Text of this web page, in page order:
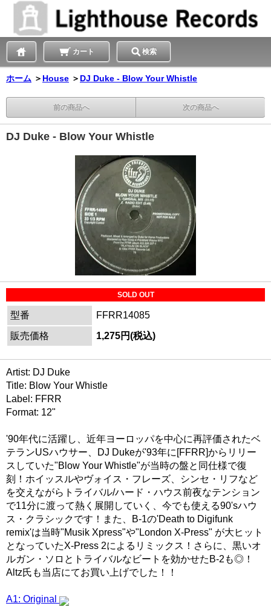
カート 検索
ホーム ＞ House ＞ DJ Duke - Blow Your Whistle
前の商品へ 次の商品へ
DJ Duke - Blow Your Whistle
SOLD OUT
型番
FFRR14085
販売価格
1,275円(税込)
Artist: DJ Duke
Title: Blow Your Whistle
Label: FFRR
Format: 12"
'90年代に活躍し、近年ヨーロッパを中心に再評価されたベ
テランUSハウサー、DJ Dukeが'93年に[FFRR]からリリー
スしていた"Blow Your Whistle"が当時の盤と同仕様で復
刻！ホイッスルやヴォイス・フレーズ、シンセ・リフなど
を交えながらトライバル/ハード・ハウス前夜なテンション
で11分に渡って熱く展開していく、今でも使える90'sハウ
ス・クラシックです！また、B-1の'Death to Digifunk
remix'は当時"Musik Xpress"や"London X-Press" が大ヒット
となっていたX-Press 2によるリミックス！さらに、黒いオ
ルガン・ソロとトライバルなビートを効かせたB-2も◎！
Altz氏も当店にてお買い上げでした！！
A1: Original